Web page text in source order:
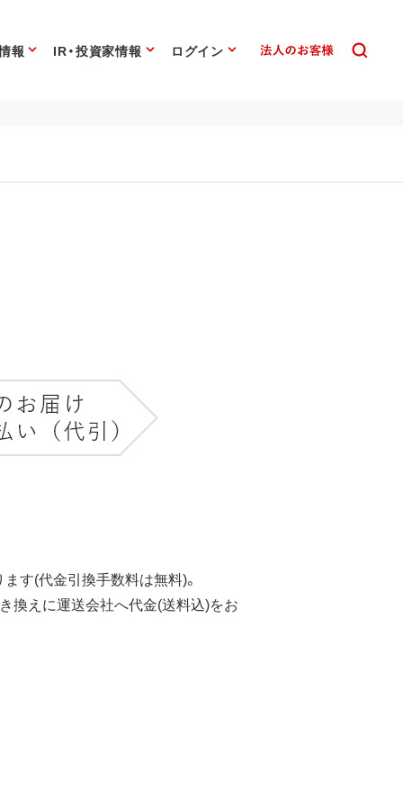
報 IR・投資家情報 ログイン
す(代金引換手数料は無料)。
換えに運送会社へ代金(送料込)をお